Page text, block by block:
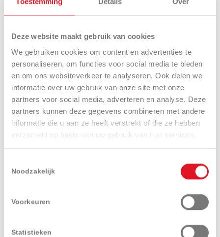
Deze website maakt gebruik van cookies
We gebruiken cookies om content en advertenties te
personaliseren, om functies voor social media te bieden
en om ons websiteverkeer te analyseren. Ook delen we
informatie over uw gebruik van onze site met onze
partners voor social media, adverteren en analyse. Deze
partners kunnen deze gegevens combineren met andere
informatie die u aan ze heeft verstrekt of die ze hebben
verzameld op basis van uw gebruik van hun services.
Noodzakelijk
Voorkeuren
Statistieken
Aanbouwwerktuigen
Onderhoudsmachines voor
sportvelden en golfbanen
Grondbewerking
Tuingereedschap